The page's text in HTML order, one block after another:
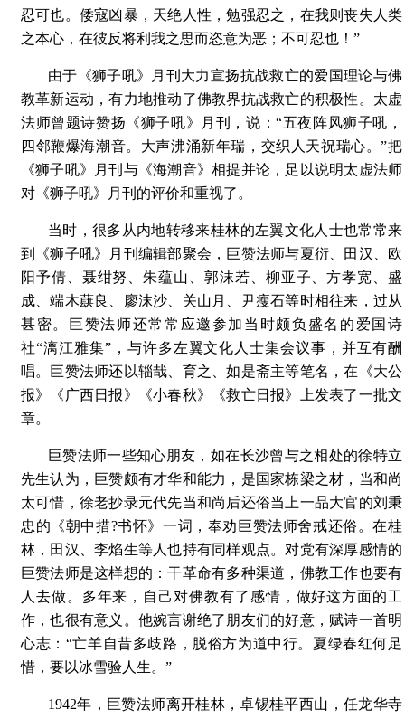
忍可也。倭寇凶暴，天绝人性，勉强忍之，在我则丧失人类
之本心，在彼反将利我之思而恣意为恶；不可忍也！”
由于《狮子吼》月刊大力宣扬抗战救亡的爱国理论与佛
教革新运动，有力地推动了佛教界抗战救亡的积极性。太虚
法师曾题诗赞扬《狮子吼》月刊，说：“五夜阵风狮子吼，
四邻鞭爆海潮音。大声沸涌新年瑞，交织人天祝瑞心。”把
《狮子吼》月刊与《海潮音》相提并论，足以说明太虚法师
对《狮子吼》月刊的评价和重视了。
当时，很多从内地转移来桂林的左翼文化人士也常常来
到《狮子吼》月刊编辑部聚会，巨赞法师与夏衍、田汉、欧
阳予倩、聂绀努、朱蕴山、郭沫若、柳亚子、方孝宽、盛
成、端木蕻良、廖沫沙、关山月、尹瘦石等时相往来，过从
甚密。巨赞法师还常常应邀参加当时颇负盛名的爱国诗
社“漓江雅集”，与许多左翼文化人士集会议事，并互有酬
唱。巨赞法师还以辎哉、育之、如是斋主等笔名，在《大公
报》《广西日报》《小春秋》《救亡日报》上发表了一批文
章。
巨赞法师一些知心朋友，如在长沙曾与之相处的徐特立
先生认为，巨赞颇有才华和能力，是国家栋梁之材，当和尚
太可惜，徐老抄录元代先当和尚后还俗当上一品大官的刘秉
忠的《朝中措?书怀》一词，奉劝巨赞法师舍戒还俗。在桂
林，田汉、李焰生等人也持有同样观点。对党有深厚感情的
巨赞法师是这样想的：干革命有多种渠道，佛教工作也要有
人去做。多年来，自己对佛教有了感情，做好这方面的工
作，也很有意义。他婉言谢绝了朋友们的好意，赋诗一首明
心志：“亡羊自昔多歧路，脱俗方为道中行。夏绿春红何足
惜，要以冰雪验人生。”
1942年，巨赞法师离开桂林，卓锡桂平西山，任龙华寺